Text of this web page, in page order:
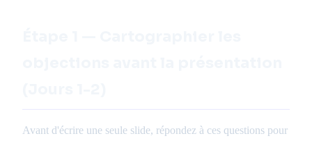
Avant d'écrire une seule slide, répondez à ces questions pour